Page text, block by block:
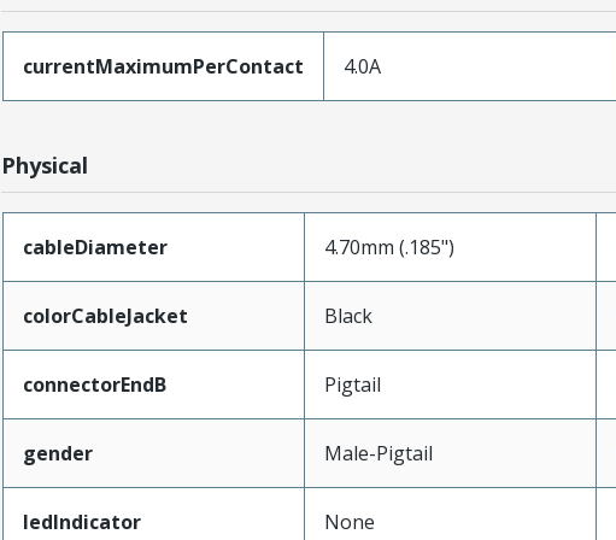
currentMaximumPerContact 4.0A
Physical
cableDiameter 4.70mm (.185")
colorCableJacket Black
connectorEndB Pigtail
gender Male-Pigtail
ledIndicator None